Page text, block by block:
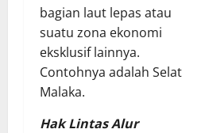
bagian laut lepas atau
suatu zona ekonomi
eksklusif lainnya.
Contohnya adalah Selat
Malaka.
Hak Lintas Alur